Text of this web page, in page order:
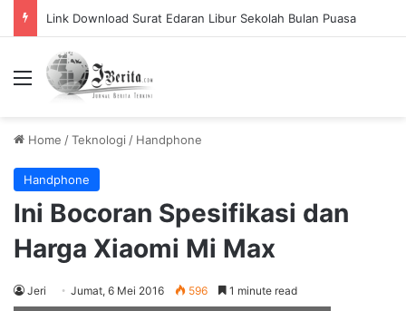
Link Download Surat Edaran Libur Sekolah Bulan Puasa
Menu
Home /Teknologi / Handphone
Handphone
Ini Bocoran Spesifikasi dan
Harga Xiaomi Mi Max
Jeri Jumat, 6 Mei 2016 596 1 minute read